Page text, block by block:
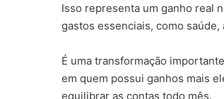
Isso representa um ganho real
gastos essenciais, como saúde,
É uma transformação
em quem possui ganhos mais
equilibrar as contas todo mês.